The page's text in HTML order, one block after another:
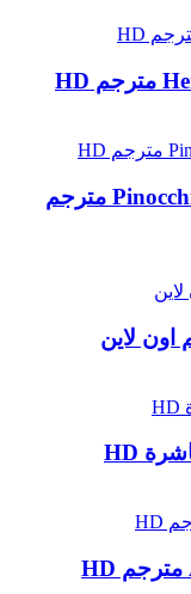
تحميل فيلم Pinocchio: Unstrung 2026 مترجم